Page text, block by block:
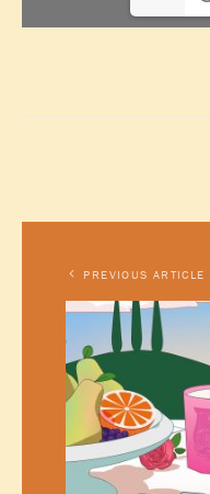
PREVIOUS ARTICLE